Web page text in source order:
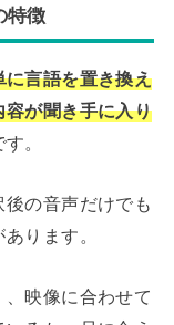
特徴
に言語を置き換え
が聞き手に入り
。
の音声だけでも
ります。
映像に合わせて